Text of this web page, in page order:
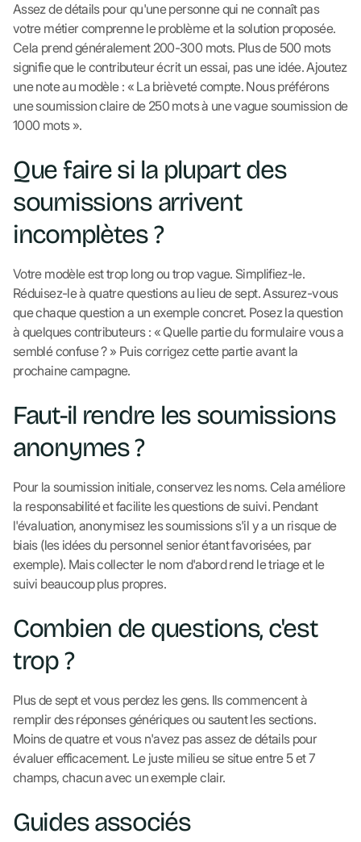
Assez de détails pour qu'une personne qui ne connaît pas
votre métier comprenne le problème et la solution proposée.
Cela prend généralement 200-300 mots. Plus de 500 mots
signifie que le contributeur écrit un essai, pas une idée. Ajoutez
une note au modèle : « La brièveté compte. Nous préférons
une soumission claire de 250 mots à une vague soumission de
1000 mots ».
Que faire si la plupart des
soumissions arrivent
incomplètes ?
Votre modèle est trop long ou trop vague. Simplifiez-le.
Réduisez-le à quatre questions au lieu de sept. Assurez-vous
que chaque question a un exemple concret. Posez la question
à quelques contributeurs : « Quelle partie du formulaire vous a
semblé confuse ? » Puis corrigez cette partie avant la
prochaine campagne.
Faut-il rendre les soumissions
anonymes ?
Pour la soumission initiale, conservez les noms. Cela améliore
la responsabilité et facilite les questions de suivi. Pendant
l'évaluation, anonymisez les soumissions s'il y a un risque de
biais (les idées du personnel senior étant favorisées, par
exemple). Mais collecter le nom d'abord rend le triage et le
suivi beaucoup plus propres.
Combien de questions, c'est
trop ?
Plus de sept et vous perdez les gens. Ils commencent à
remplir des réponses génériques ou sautent les sections.
Moins de quatre et vous n'avez pas assez de détails pour
évaluer efficacement. Le juste milieu se situe entre 5 et 7
champs, chacun avec un exemple clair.
Guides associés